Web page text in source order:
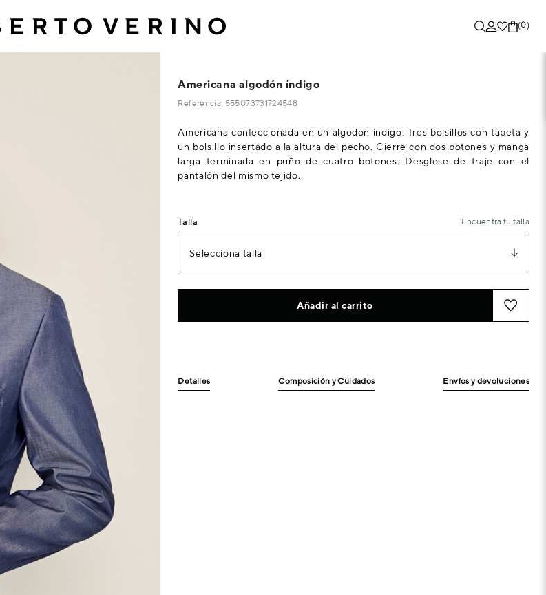
(0)
Americana algodón índigo
Referencia: 555073731724548
Americana confeccionada en un algodón índigo. Tres bolsillos con tapeta y
un bolsillo insertado a la altura del pecho. Cierre con dos botones y manga
larga terminada en puño de cuatro botones. Desglose de traje con el
pantalón del mismo tejido.
Talla Encuentra tu talla
Selecciona talla
Añadir al carrito
Detalles Composición y Cuidados Envíos y devoluciones